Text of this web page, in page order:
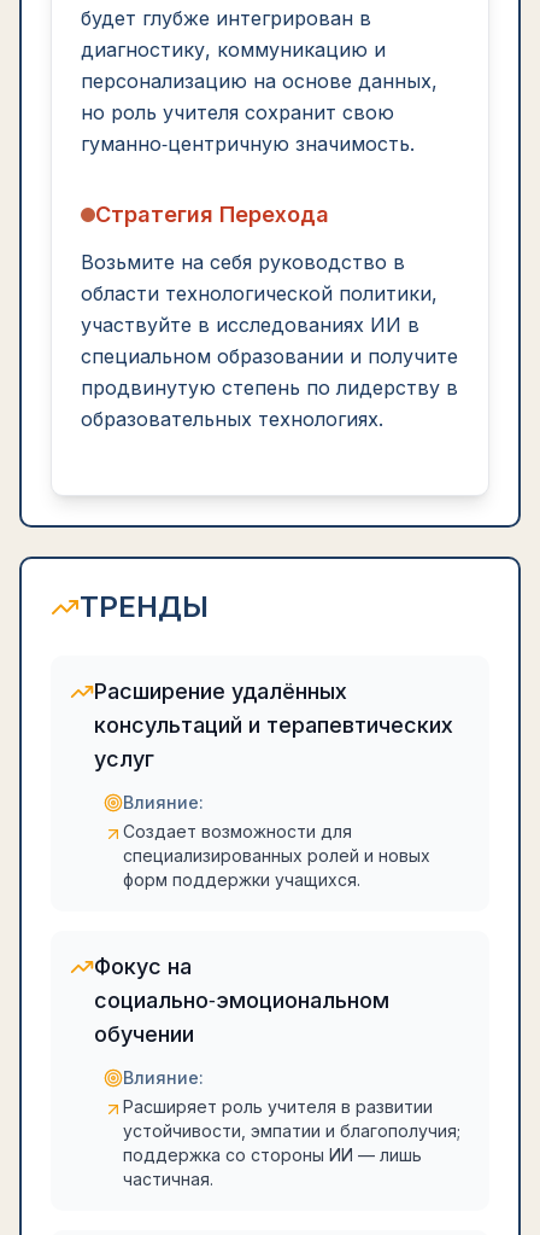
будет глубже интегрирован в
диагностику, коммуникацию и
персонализацию на основе данных,
но роль учителя сохранит свою
гуманно‑центричную значимость.
Стратегия Перехода
Возьмите на себя руководство в
области технологической политики,
участвуйте в исследованиях ИИ в
специальном образовании и получите
продвинутую степень по лидерству в
образовательных технологиях.
ТРЕНДЫ
Расширение удалённых
консультаций и терапевтических
услуг
Влияние:
Создает возможности для
специализированных ролей и новых
форм поддержки учащихся.
Фокус на
социально‑эмоциональном
обучении
Влияние:
Расширяет роль учителя в развитии
устойчивости, эмпатии и благополучия;
поддержка со стороны ИИ — лишь
частичная.